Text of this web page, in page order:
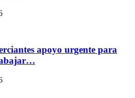
apoyo urgente para